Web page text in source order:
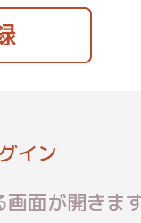
イン
面が開きま